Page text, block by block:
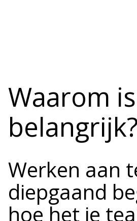
Waarom
Werken aan
diepgaand
hoe het je